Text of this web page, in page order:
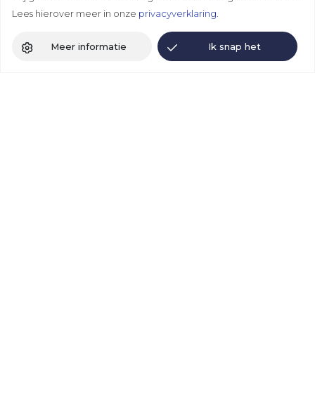
Lees hierover meer in onze privacyverklaring.
Ik snap het
Meer informatie